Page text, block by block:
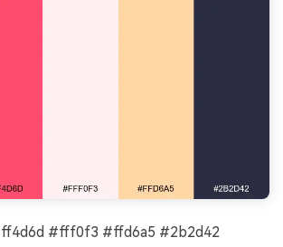
#fff0f3 #ffd6a5 #2b2d42